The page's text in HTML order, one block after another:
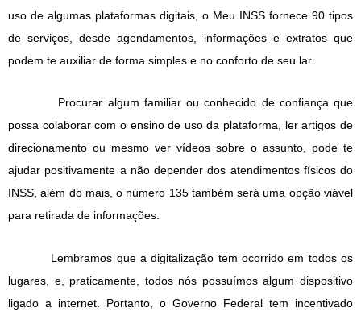
uso de algumas plataformas digitais, o Meu INSS fornece 90 tipos
de serviços, desde agendamentos, informações e extratos que
podem te auxiliar de forma simples e no conforto de seu lar.
Procurar algum familiar ou conhecido de confiança que
possa colaborar com o ensino de uso da plataforma, ler artigos de
direcionamento ou mesmo ver vídeos sobre o assunto, pode te
ajudar positivamente a não depender dos atendimentos físicos do
INSS, além do mais, o número 135 também será uma opção viável
para retirada de informações.
Lembramos que a digitalização tem ocorrido em todos os
lugares, e, praticamente, todos nós possuímos algum dispositivo
ligado a internet. Portanto, o Governo Federal tem incentivado